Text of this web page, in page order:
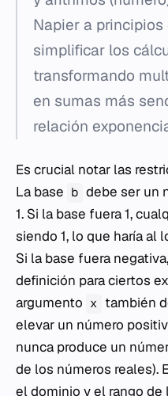
Napier a
simplificar los
transformando
en sumas más
relación
Es crucial notar las
La base b debe ser un
1. Si la base fuera 1,
siendo 1, lo que haría al
Si la base fuera
definición para ciertos
argumento x también
elevar un número
nunca produce un
de los números reales).
el dominio y el rango